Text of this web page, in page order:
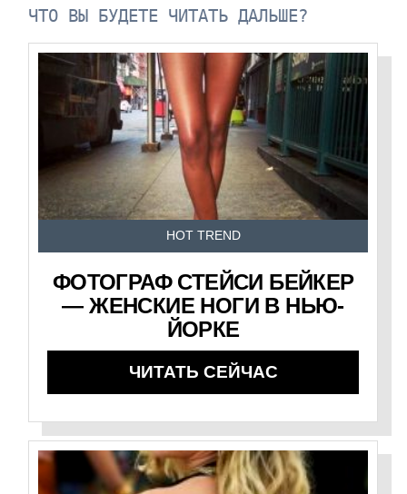
ЧТО ВЫ БУДЕТЕ ЧИТАТЬ ДАЛЬШЕ?
HOT TREND
ФОТОГРАФ СТЕЙСИ БЕЙКЕР
— ЖЕНСКИЕ НОГИ В НЬЮ-
ЙОРКЕ
ЧИТАТЬ СЕЙЧАС